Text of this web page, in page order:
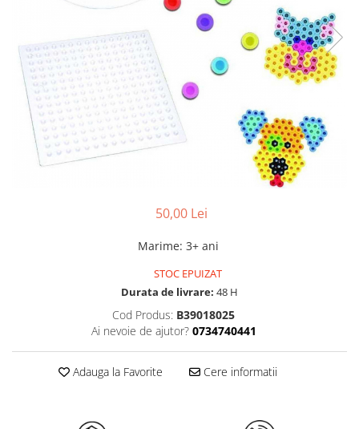
50,00 Lei
Marime: 3+ ani
STOC EPUIZAT
Durata de livrare: 48 H
Cod Produs: B39018025
Ai nevoie de ajutor? 0734740441
Adauga la Favorite Cere informatii